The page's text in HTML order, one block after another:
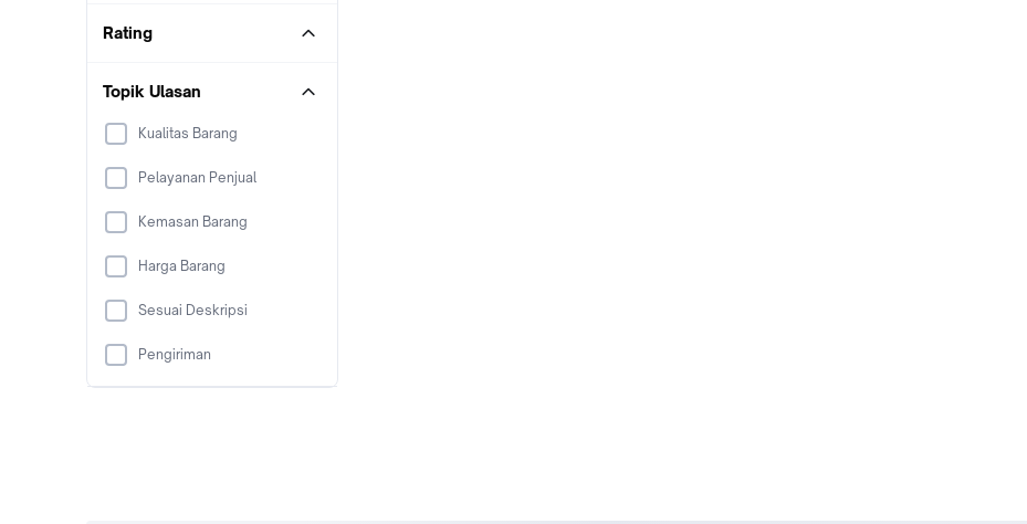
Rating
Topik Ulasan
Kualitas Barang
Pelayanan Penjual
Kemasan Barang
Harga Barang
Sesuai Deskripsi
Pengiriman